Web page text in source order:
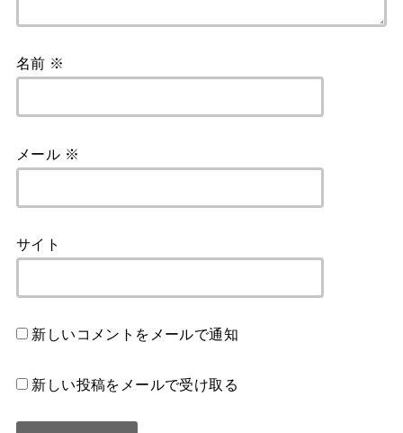
名前 ※
メール ※
サイト
新しいコメントをメールで通知
新しい投稿をメールで受け取る